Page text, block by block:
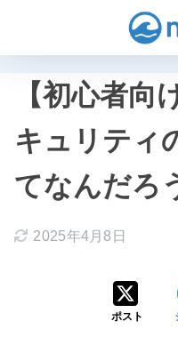
【初心者向
キュリティ
てなんだろ
2025年4月8日
ポスト